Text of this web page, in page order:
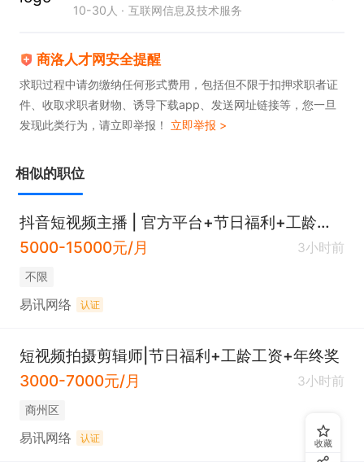
映、PR、AE、PS 等；
感度高；
5、视频平台深度用户，熟悉抖音、B站、小红书等流
量平台运营规则及推荐机制，主导或参与过爆款视频
*加分项：爱好运动与健身
注明：请有意向者在提交简历时同时附带自认为自己
做得的作品
10-30人 互联网信息及技术服务
商洛人才网安全提醒
求职过程中请勿缴纳任何形式费用，包括但不限于扣押求职者证
件、收取求职者财物、诱导下载app、发送网址链接等，您一旦
发现此类行为，请立即举报！ 立即举报 >
相似的职位
抖音短视频主播 | 官方平台+节日福利+工龄工资
5000-15000元/月
3小时前
不限
易讯网络 认证
短视频拍摄剪辑师|节日福利+工龄工资+年终奖
3000-7000元/月
3小时前
商州区
易讯网络 认证 收藏